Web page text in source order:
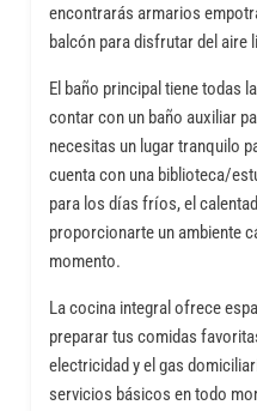
encontrarás armarios
balcón para disfrutar del aire
El baño principal tiene todas
contar con un baño auxiliar
necesitas un lugar tranquilo
cuenta con una biblioteca/
para los días fríos, el
proporcionarte un ambiente
momento.
La cocina integral ofrece
preparar tus comidas
electricidad y el gas
servicios básicos en todo